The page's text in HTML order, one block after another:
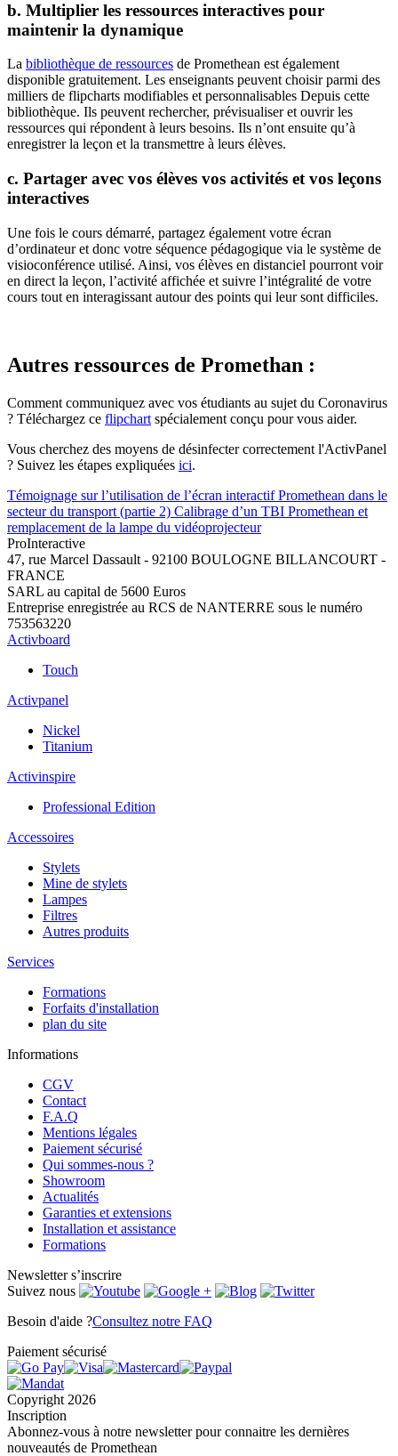
b. Multiplier les ressources interactives pour
maintenir la dynamique
La bibliothèque de ressources de Promethean est également
disponible gratuitement. Les enseignants peuvent choisir parmi des
milliers de flipcharts modifiables et personnalisables Depuis cette
bibliothèque. Ils peuvent rechercher, prévisualiser et ouvrir les
ressources qui répondent à leurs besoins. Ils n’ont ensuite qu’à
enregistrer la leçon et la transmettre à leurs élèves.
c. Partager avec vos élèves vos activités et vos leçons
interactives
Une fois le cours démarré, partagez également votre écran
d’ordinateur et donc votre séquence pédagogique via le système de
visioconférence utilisé. Ainsi, vos élèves en distanciel pourront voir
en direct la leçon, l’activité affichée et suivre l’intégralité de votre
cours tout en interagissant autour des points qui leur sont difficiles.
Autres ressources de Promethan :
Comment communiquez avec vos étudiants au sujet du Coronavirus
? Téléchargez ce flipchart spécialement conçu pour vous aider.
Vous cherchez des moyens de désinfecter correctement l'ActivPanel
? Suivez les étapes expliquées ici.
Témoignage sur l’utilisation de l’écran interactif Promethean dans le
secteur du transport (partie 2) Calibrage d’un TBI Promethean et
remplacement de la lampe du vidéoprojecteur
ProInteractive
47, rue Marcel Dassault - 92100 BOULOGNE BILLANCOURT -
FRANCE
SARL au capital de 5600 Euros
Entreprise enregistrée au RCS de NANTERRE sous le numéro
753563220
Activboard
Touch
Activpanel
Nickel
Titanium
Activinspire
Professional Edition
Accessoires
Stylets
Mine de stylets
Lampes
Filtres
Autres produits
Services
Formations
Forfaits d'installation
plan du site
Informations
CGV
Contact
F.A.Q
Mentions légales
Paiement sécurisé
Qui sommes-nous ?
Showroom
Actualités
Garanties et extensions
Installation et assistance
Formations
Newsletter s’inscrire
Suivez nous
Besoin d'aide ?Consultez notre FAQ
Paiement sécurisé
Copyright 2026
Inscription
Abonnez-vous à notre newsletter pour connaitre les dernières
nouveautés de Promethean